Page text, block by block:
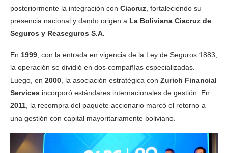
posteriormente la integración con Ciacruz , fortaleciendo su
presencia nacional y dando origen a La Boliviana Ciacruz de
Seguros y Reaseguros S.A.
En 1999 , con la entrada en vigencia de la Ley de Seguros 1883,
la operación se dividió en dos compañías especializadas.
Luego, en 2000 , la asociación estratégica con Zurich Financial
Services incorporó estándares internacionales de gestión. En
2011 , la recompra del paquete accionario marcó el retorno a
una gestión con capital mayoritariamente boliviano.